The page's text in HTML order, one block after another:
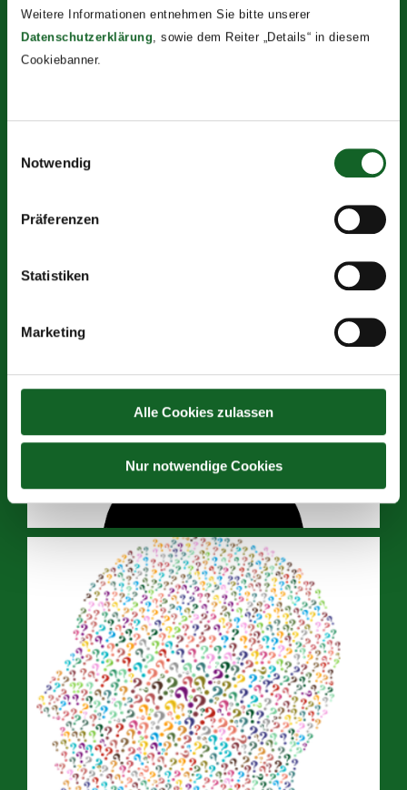
Weitere Informationen entnehmen Sie bitte unserer
Datenschutzerklärung, sowie dem Reiter „Details“ in diesem
Cookiebanner.
Notwendig
Präferenzen
Statistiken
Marketing
Alle Cookies zulassen
Nur notwendige Cookies
Persönlichkeitspsychologie, Gesundheitspsychologie,
…)
Anhand von Diskussionen und Experimenten setzen
Schüler*innen interessieren (z.B. mit Urteilsbildung,
Gruppenprozessen, Wahrnehmungsfehlern,
Gestaltung mitbestimmen.